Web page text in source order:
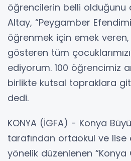
öğrencilerin belli olduğunu
Altay, “Peygamber
öğrenmek için emek
gösteren tüm
ediyorum. 100 öğrencimiz
birlikte kutsal topraklara
dedi.
KONYA (İGFA) - Konya
tarafından ortaokul ve lise
yönelik düzenlenen